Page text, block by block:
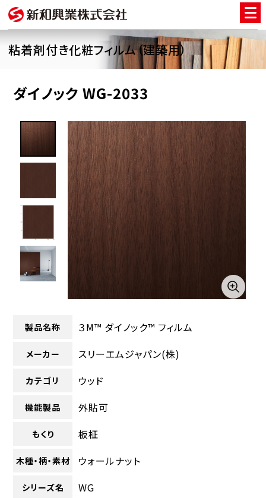
粘着剤付き化粧フィルム（建築用）
ダイノック WG-2033
製品名称 ３M™ ダイノック™ フィルム
メーカー スリーエムジャパン(株)
カテゴリ ウッド
機能製品 外貼可
もくり 板柾
木種・柄・素材 ウォールナット
シリーズ名 WG